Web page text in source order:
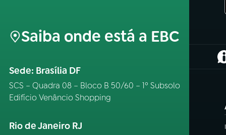
Saiba onde está a EBC
Sede: Brasília DF
SCS – Quadra 08 – Bloco B 50/60 – 1º Subsolo
Edifício Venâncio Shopping
Rio de Janeiro RJ